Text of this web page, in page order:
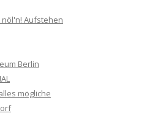
nöl'n! Aufstehen
Berlin
mögliche